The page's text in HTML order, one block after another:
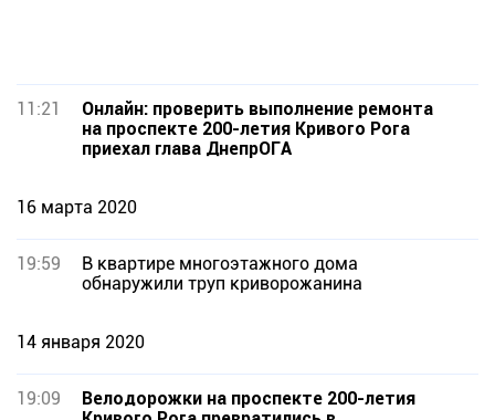
11:21
Онлайн: проверить выполнение ремонта
на проспекте 200-летия Кривого Рога
приехал глава ДнепрОГА
16 марта 2020
19:59
В квартире многоэтажного дома
обнаружили труп криворожанина
14 января 2020
19:09
Велодорожки на проспекте 200-летия